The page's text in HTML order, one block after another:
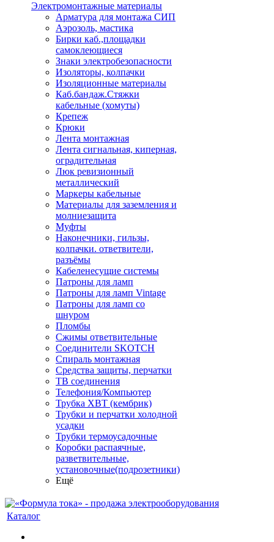
Электромонтажные материалы
Арматура для монтажа СИП
Аэрозоль, мастика
Бирки каб.,площадки
самоклеющиеся
Знаки электробезопасности
Изоляторы, колпачки
Изоляционные материалы
Каб.бандаж.Стяжки
кабельные (хомуты)
Крепеж
Крюки
Лента монтажная
Лента сигнальная, киперная,
оградительная
Люк ревизионный
металлический
Маркеры кабельные
Материалы для заземления и
молниезащита
Муфты
Наконечники, гильзы,
колпачки. ответвители,
разъёмы
Кабеленесущие системы
Патроны для ламп
Патроны для ламп Vintage
Патроны для ламп со
шнуром
Пломбы
Сжимы ответвительные
Соединители SKOTCH
Спираль монтажная
Средства защиты, перчатки
ТВ соединения
Телефония/Компьютер
Трубка ХВТ (кембрик)
Трубки и перчатки холодной
усадки
Трубки термоусадочные
Коробки распаячные,
разветвительные,
установочные(подрозетники)
Ещё
Каталог